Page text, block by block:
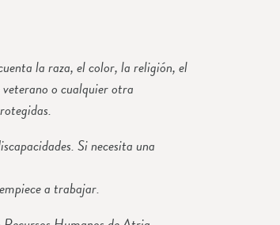
la raza, el color, la religión, el
o cualquier otra
Si necesita una
a trabajar.